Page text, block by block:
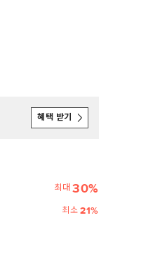
혜택 받기
최대 30%
최소 21%